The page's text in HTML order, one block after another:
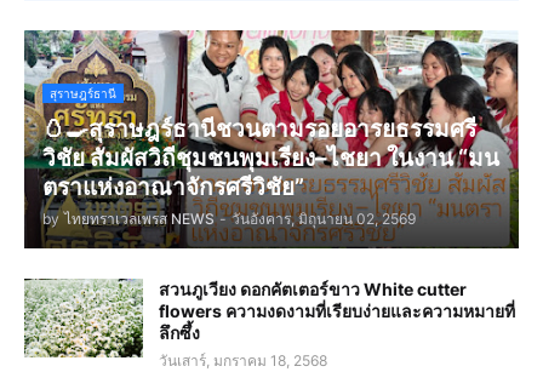
สุราษฎร์ธานี
🥚🍳สุราษฎร์ธานีชวนตามรอยอารยธรรมศรี
วิชัย สัมผัสวิถีชุมชนพุมเรียง–ไชยา ในงาน “มน
ตราแห่งอาณาจักรศรีวิชัย”
by ไทยทราเวลเพรส NEWS - วันอังคาร, มิถุนายน 02, 2569
สวนภูเวียง ดอกคัตเตอร์ขาว White cutter
flowers ความงดงามที่เรียบง่ายและความหมายที่
ลึกซึ้ง
วันเสาร์, มกราคม 18, 2568